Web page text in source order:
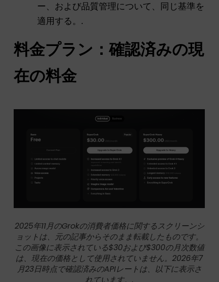
ー、および品質管理について、同じ基準を
適用する。.
料金プラン：確認済みの現
在の料金
2025年11月のGrokの消費者価格に関するスクリーンシ
ョットは、元の記事からそのまま転載したものです。
この画像に表示されている$30および$300の月次数値
は、現在の価格として使用されていません。2026年7
月23日時点で確認済みのAPIレートは、以下に表示さ
れています。.